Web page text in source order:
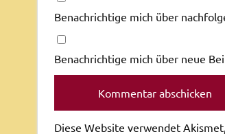
Benachrichtige mich über
Benachrichtige mich über neue
Diese Website verwendet